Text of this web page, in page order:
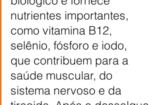
nutrientes importantes,
como vitamina B12,
selênio, fósforo e iodo,
que contribuem para a
saúde muscular, do
sistema nervoso e da